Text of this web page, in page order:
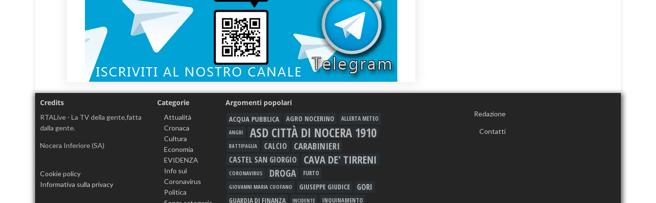
Credits
RTALive - La TV della gente,fatta
dalla gente.
Nocera Inferiore (SA)
Cookie policy
Informativa sulla privacy
Categorie
Attualità
Cronaca
Cultura
Economia
EVIDENZA
Info sul
Coronavirus
Politica
Argomenti popolari
ACQUA PUBBLICA AGRO NOCERINO
ALLERTA METEO
ANGRI
ASD CITTÀ DI NOCERA 1910
BATTIPAGLIA CALCIO CARABINIERI
CASTEL SAN GIORGIO CAVA DE' TIRRENI
CORONAVIRUS DROGA FURTO
GIOVANNI MARIA CUOFANO GIUSEPPE GIUDICE GORI
GUARDIA DI FINANZA INCIDENTE INQUINAMENTO
Redazione
Contatti